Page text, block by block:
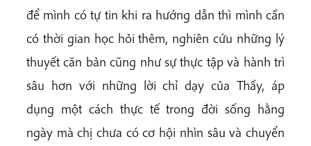
để mình có tự tin khi ra hướng dẫn thì mình cần
có thời gian học hỏi thêm, nghiên cứu những lý
thuyết căn bản cũng như sự thực tập và hành trì
sâu hơn với những lời chỉ dạy của Thầy, áp
dụng một cách thực tế trong đời sống hằng
ngày mà chị chưa có cơ hội nhìn sâu và chuyển